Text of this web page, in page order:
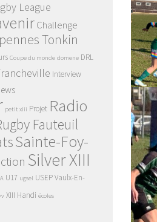
League
Challenge
Tonkin
Coupe du monde domene DRL
Interview
petit xiii Projet Radio
Fauteuil
Sainte-Foy-
Silver XIII
U17 ugsel USEPVaulx-En-
XIII Handi écoles